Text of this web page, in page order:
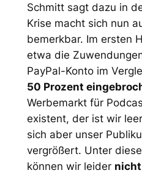
Schmitt sagt dazu in
Krise macht sich nun
bemerkbar. Im ersten
etwa die
PayPal-Konto im
50 Prozent
Werbemarkt für
existent, der ist wir
sich aber unser
vergrößert. Unter
können wir leider